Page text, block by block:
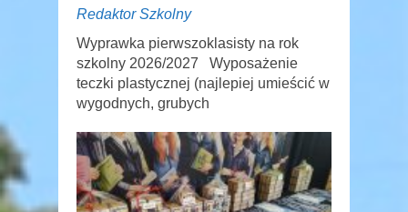
Redaktor Szkolny
Wyprawka pierwszoklasisty na rok
szkolny 2026/2027 Wyposażenie
teczki plastycznej (najlepiej umieścić w
wygodnych, grubych